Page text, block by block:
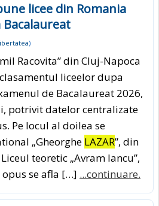
licee din Romania
)
Racovita” din Cluj-Napoca
liceelor dupa
de Bacalaureat 2026,
potrivit datelor centralizate
Pe locul al doilea se
„Gheorghe LAZAR”, din
teoretic „Avram Iancu”,
se afla […] ...continuare.